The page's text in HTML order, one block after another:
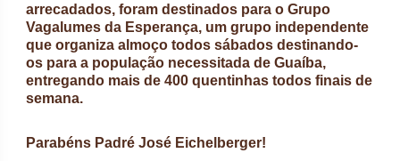
arrecadados, foram destinados para o Grupo
Vagalumes da Esperança, um grupo independente
que organiza almoço todos sábados destinando-
os para a população necessitada de Guaíba,
entregando mais de 400 quentinhas todos finais de
semana.
Parabéns Padré José Eichelberger!